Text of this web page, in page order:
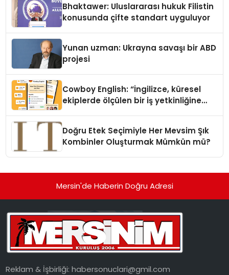
Bhaktawer: Uluslararası hukuk Filistin
konusunda çifte standart uyguluyor
Yunan uzman: Ukrayna savaşı bir ABD
projesi
Cowboy English: “İngilizce, küresel
ekiplerde ölçülen bir iş yetkinliğine
Doğru Etek Seçimiyle Her Mevsim Şık
Kombinler Oluşturmak Mümkün mü?
Mersin'de Haberin Doğru Adresi
Reklam & İşbirliği:habersonuclari@gmil.com